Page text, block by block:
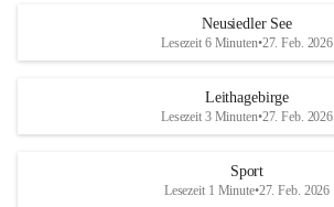
S
und den daraus folgenden wirtschaftlichen
Maßnahmen zur Bekämpfung
Rebe und der Amerikanischen
r
S
Neusiedler See
Lesezeit 6 Minuten•27. Feb. 2026
Leithagebirge
Lesezeit 3 Minuten•27. Feb. 2026
Sport
Lesezeit 1 Minute•27. Feb. 2026